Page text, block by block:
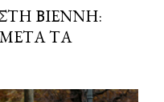
ΒΙΈΝΝΗ:
ΤΑ